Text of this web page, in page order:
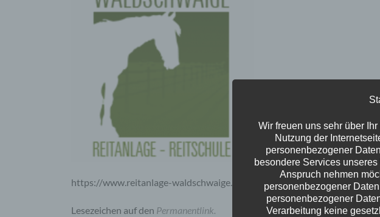
https://www.reitanlage-waldschwaige.de/wp-content/uploads/2021/05/
Lesezeichen auf den Permanentlink.
Wir freuen uns sehr über
Nutzung der
personenbezogener
besondere Services
Anspruch nehmen
personenbezogener
personenbezogener
Verarbeitung keine